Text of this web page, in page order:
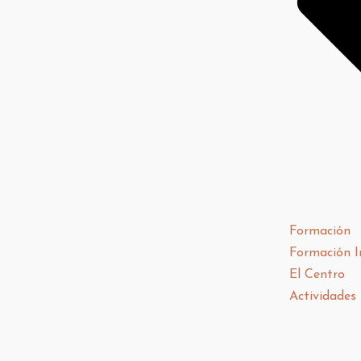
Formación
Formación
El Centro
Actividades